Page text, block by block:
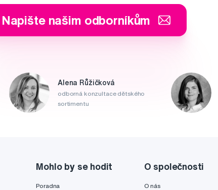
Napište našim odborníkům
Alena Růžičková
odborná konzultace dětského
sortimentu
Mohlo by se hodit
Poradna
O společnosti
O nás